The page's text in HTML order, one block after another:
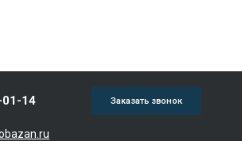
14 Заказать звонок